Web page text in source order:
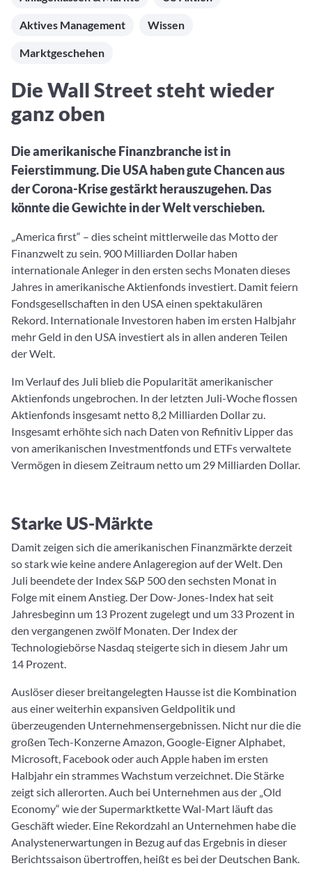
Fondswissen
investieren Sie richtig
Aktuelle Rankings und Beiträge zu den besten Fonds aus
Übersichtlich bis zu 10 Fonds aus über 35.000
Produkten vergleichen
Hier sind Ihre gemerkten Produkte und aktiven
Preis-/Performance-Alarme
3. Investieren
Eigene Portfolios und jene, denen Sie folgen
Informationen und Beiträge unserer Partner-
Informationen und Beiträge unserer Community-
Partner
Webinar verpasst? Hier gibt es Aufnahmen unserer
Online-Veranstaltungen.
Aktives Management Wissen
Marktgeschehen
Die Wall Street steht wieder
ganz oben
Die amerikanische Finanzbranche ist in
Feierstimmung. Die USA haben gute Chancen aus
der Corona-Krise gestärkt herauszugehen. Das
könnte die Gewichte in der Welt verschieben.
„America first“ – dies scheint mittlerweile das Motto der
Finanzwelt zu sein. 900 Milliarden Dollar haben
internationale Anleger in den ersten sechs Monaten dieses
Jahres in amerikanische Aktienfonds investiert. Damit feiern
Fondsgesellschaften in den USA einen spektakulären
Rekord. Internationale Investoren haben im ersten Halbjahr
mehr Geld in den USA investiert als in allen anderen Teilen
der Welt.
Im Verlauf des Juli blieb die Popularität amerikanischer
Aktienfonds ungebrochen. In der letzten Juli-Woche flossen
Aktienfonds insgesamt netto 8,2 Milliarden Dollar zu.
Insgesamt erhöhte sich nach Daten von Refinitiv Lipper das
von amerikanischen Investmentfonds und ETFs verwaltete
Vermögen in diesem Zeitraum netto um 29 Milliarden Dollar.
Starke US-Märkte
Damit zeigen sich die amerikanischen Finanzmärkte derzeit
so stark wie keine andere Anlageregion auf der Welt. Den
Juli beendete der Index S&P 500 den sechsten Monat in
Folge mit einem Anstieg. Der Dow-Jones-Index hat seit
Jahresbeginn um 13 Prozent zugelegt und um 33 Prozent in
den vergangenen zwölf Monaten. Der Index der
Technologiebörse Nasdaq steigerte sich in diesem Jahr um
14 Prozent.
Auslöser dieser breitangelegten Hausse ist die Kombination
aus einer weiterhin expansiven Geldpolitik und
überzeugenden Unternehmensergebnissen. Nicht nur die die
großen Tech-Konzerne Amazon, Google-Eigner Alphabet,
Microsoft, Facebook oder auch Apple haben im ersten
Halbjahr ein strammes Wachstum verzeichnet. Die Stärke
zeigt sich allerorten. Auch bei Unternehmen aus der „Old
Economy“ wie der Supermarktkette Wal-Mart läuft das
Geschäft wieder. Eine Rekordzahl an Unternehmen habe die
Analystenerwartungen in Bezug auf das Ergebnis in dieser
Berichtssaison übertroffen, heißt es bei der Deutschen Bank.